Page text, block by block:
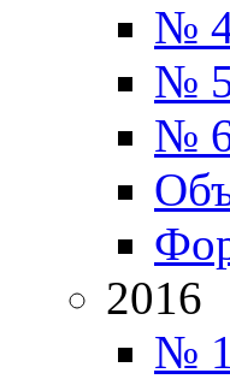
№
№
№
2016
№